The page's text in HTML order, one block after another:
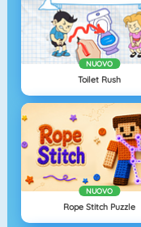
NUOVO
Toilet Rush
NUOVO
Rope Stitch Puzzle